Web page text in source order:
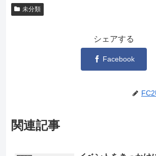
未分類
シェアする
Facebook
関連記事